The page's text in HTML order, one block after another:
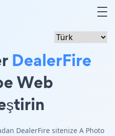
DealerFire
Web
DealerFire sitenize A Photo